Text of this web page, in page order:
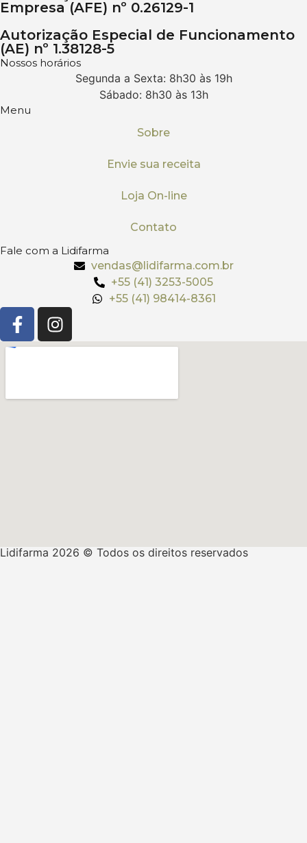
Empresa (AFE) nº 0.26129-1
Autorização Especial de Funcionamento
(AE) nº 1.38128-5
Nossos horários
Segunda a Sexta: 8h30 às 19h
Sábado: 8h30 às 13h
Menu
Sobre
Envie sua receita
Loja On-line
Contato
Fale com a Lidifarma
vendas@lidifarma.com.br
+55 (41) 3253-5005
+55 (41) 98414-8361
Lidifarma 2026 © Todos os direitos reservados